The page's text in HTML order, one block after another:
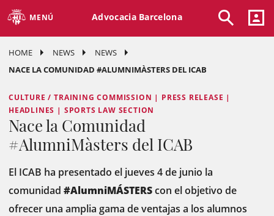
MENÚ Advocacia Barcelona
HOME NEWS
NEWS
NACE LA COMUNIDAD #ALUMNIMÀSTERS DEL ICAB
CULTURE / TRAINING COMMISSION | PRESS RELEASE |
HEADLINES | SPORTS LAW SECTION
Nace la Comunidad
#AlumniMàsters del ICAB
El ICAB ha presentado el jueves 4 de junio la
comunidad #AlumniMÁSTERScon el objetivo de
ofrecer una amplia gama de ventajas a los alumnos